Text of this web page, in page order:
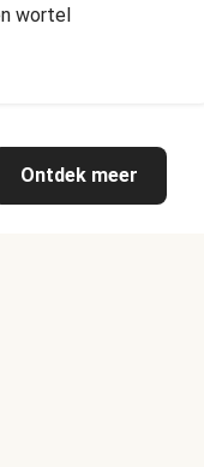
wortel
Ontdek meer